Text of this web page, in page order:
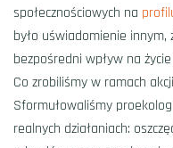
społecznościowych na
było uświadomienie
bezpośredni wpływ na
​Co zrobiliśmy w ramach
​Sformułowaliśmy
realnych działaniach: